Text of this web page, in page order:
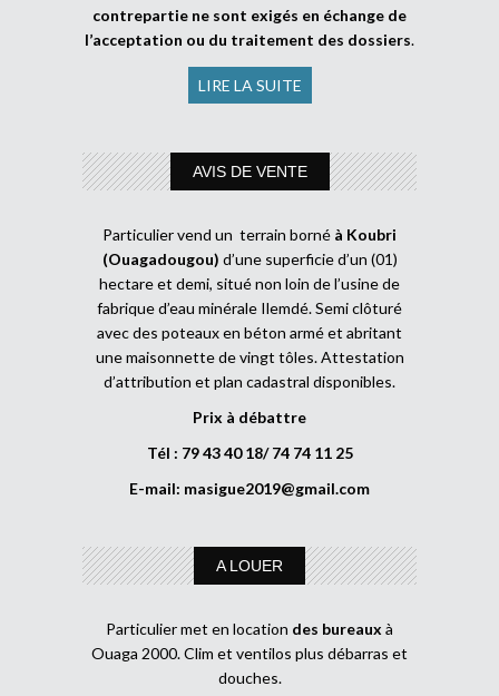
contrepartie ne sont exigés en échange de
l’acceptation ou du traitement des dossiers.
LIRE LA SUITE
AVIS DE VENTE
Particulier vend un terrain borné à Koubri
(Ouagadougou) d’une superficie d’un (01)
hectare et demi, situé non loin de l’usine de
fabrique d’eau minérale Ilemdé. Semi clôturé
avec des poteaux en béton armé et abritant
une maisonnette de vingt tôles. Attestation
d’attribution et plan cadastral disponibles.
Prix à débattre
Tél : 79 43 40 18/ 74 74 11 25
E-mail: masigue2019@gmail.com
A LOUER
Particulier met en location des bureaux à
Ouaga 2000. Clim et ventilos plus débarras et
douches.